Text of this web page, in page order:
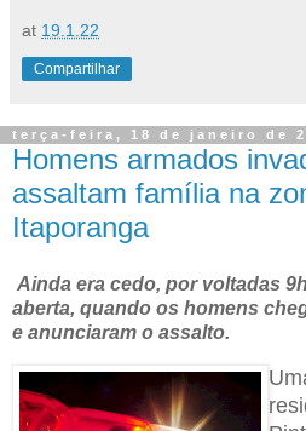
at 19.1.22
Compartilhar
terça-feira, 18 de janeiro de
Homens armados
assaltam família na
Itaporanga
Ainda era cedo, por voltadas
aberta, quando os homens
e anunciaram o assalto.